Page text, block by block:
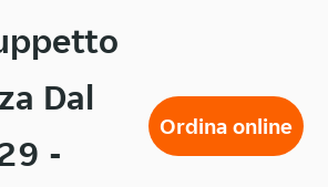
Dal
-
Ordina online